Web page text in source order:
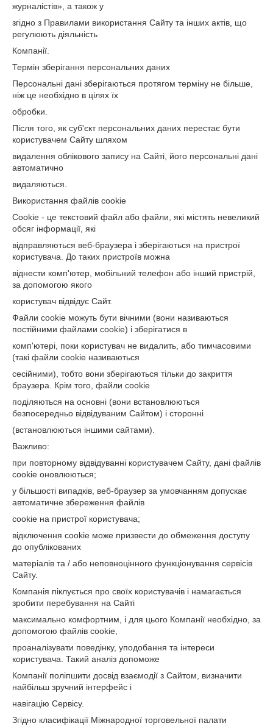
журналістів», а також у
згідно з Правилами використання Сайту та інших актів, що
регулюють діяльність
Компанії.
Термін зберігання персональних даних
Персональні дані зберігаються протягом терміну не більше,
ніж це необхідно в цілях їх
обробки.
Після того, як суб'єкт персональних даних перестає бути
користувачем Сайту шляхом
видалення облікового запису на Сайті, його персональні дані
автоматично
видаляються.
Використання файлів cookie
Cookie - це текстовий файл або файли, які містять невеликий
обсяг інформації, які
відправляються веб-браузера і зберігаються на пристрої
користувача. До таких пристроїв можна
віднести комп'ютер, мобільний телефон або інший пристрій,
за допомогою якого
користувач відвідує Сайт.
Файли cookie можуть бути вічними (вони називаються
постійними файлами cookie) і зберігатися в
комп'ютері, поки користувач не видалить, або тимчасовими
(такі файли cookie називаються
сесійними), тобто вони зберігаються тільки до закриття
браузера. Крім того, файли cookie
поділяються на основні (вони встановлюються
безпосередньо відвідуваним Сайтом) і сторонні
(встановлюються іншими сайтами).
Важливо:
при повторному відвідуванні користувачем Сайту, дані файлів
cookie оновлюються;
у більшості випадків, веб-браузер за умовчанням допускає
автоматичне збереження файлів
cookie на пристрої користувача;
відключення cookie може призвести до обмеження доступу
до опублікованих
матеріалів та / або неповноцінного функціонування сервісів
Сайту.
Компанія піклується про своїх користувачів і намагається
зробити перебування на Сайті
максимально комфортним, і для цього Компанії необхідно, за
допомогою файлів cookie,
проаналізувати поведінку, уподобання та інтереси
користувача. Такий аналіз допоможе
Компанії поліпшити досвід взаємодії з Сайтом, визначити
найбільш зручний інтерфейс і
навігацію Сервісу.
Згідно класифікації Міжнародної торговельної палати